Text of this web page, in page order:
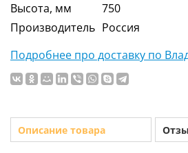
Высота, мм
750
Производитель Россия
Подробнее про доставку по
Описание товара